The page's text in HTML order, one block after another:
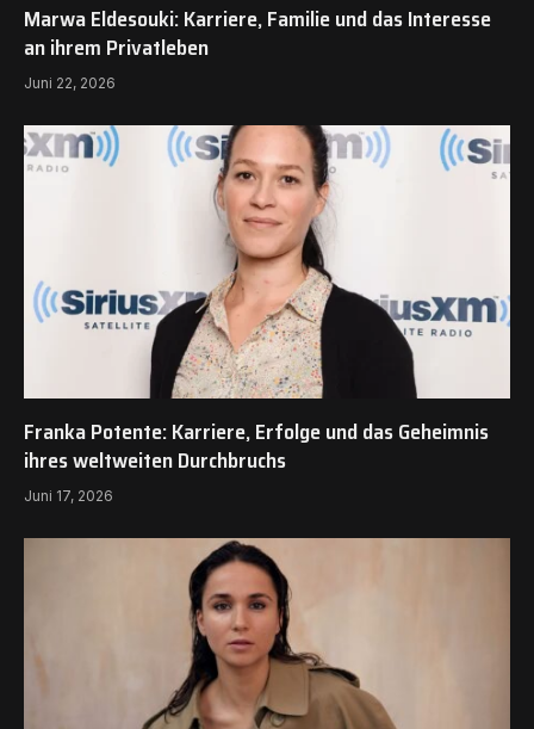
Marwa Eldesouki: Karriere, Familie und das Interesse
an ihrem Privatleben
Juni 22, 2026
Franka Potente: Karriere, Erfolge und das Geheimnis
ihres weltweiten Durchbruchs
Juni 17, 2026